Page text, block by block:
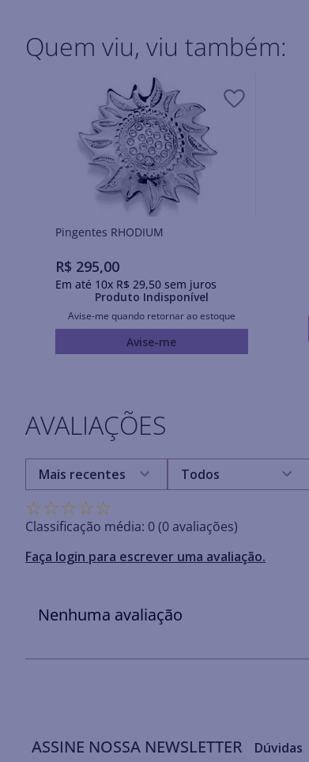
Quem viu, viu também:
Pingentes RHODIUM
R$ 295,00
Em até 10x R$ 29,50sem juros
Produto Indisponível
Avise-me quando retornar ao estoque
Avise-me
AVALIAÇÕES
☆☆☆☆☆
Classificação média: 0(0 avaliações)
Faça login para escrever uma avaliação.
Mais recentes Todos
Nenhuma avaliação
ASSINE NOSSA NEWSLETTER Dúvidas